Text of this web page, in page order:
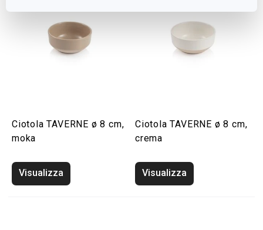
Ciotola TAVERNE ø 8 cm,
moka
Visualizza
Ciotola TAVERNE ø 8 cm,
crema
Visualizza